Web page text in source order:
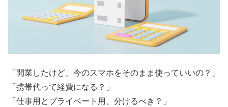
「開業したけど、今のスマホをそのまま使っていいの？」
「携帯代って経費になる？」
「仕事用とプライベート用、分けるべき？」